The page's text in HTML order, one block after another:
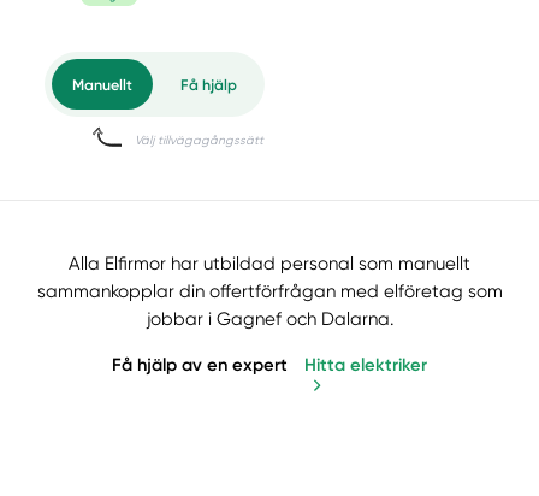
Alla Elfirmor har utbildad personal som manuellt
sammankopplar din offertförfrågan med elföretag som
jobbar i Gagnef och Dalarna.
Få hjälp av en expert Hitta elektriker